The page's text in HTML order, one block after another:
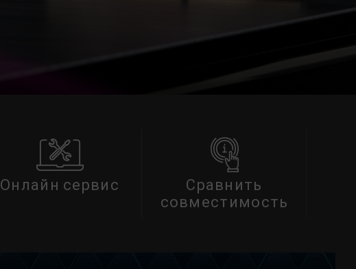
Онлайн сервис
Сравнить
совместимость